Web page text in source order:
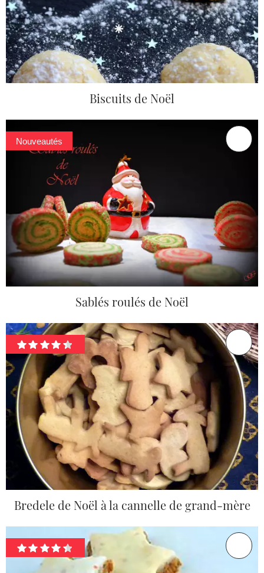
Biscuits de Noël
Nouveautés
Sablés roulés de Noël
Bredele de Noël à la cannelle de grand-mère